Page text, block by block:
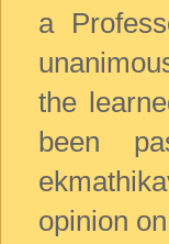
a
the
been
opinion